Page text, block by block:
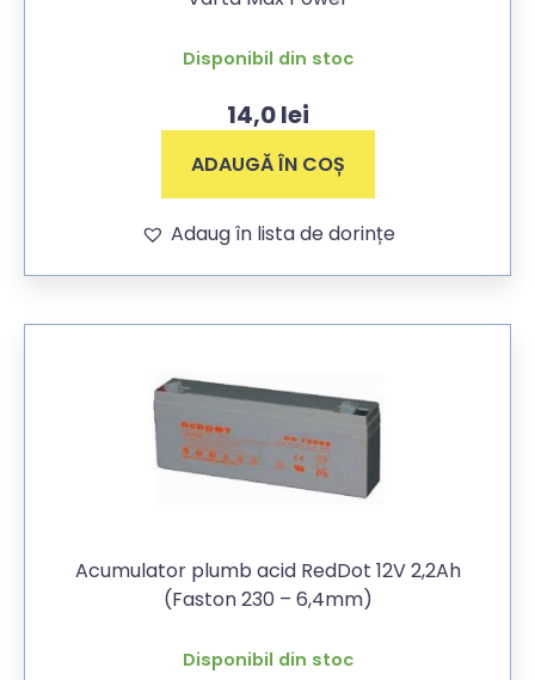
Disponibil din stoc
14,0lei
ADAUGĂ ÎN COȘ
Adaug în lista de dorințe
Acumulator plumb acid RedDot 12V 2,2Ah
(Faston 230 – 6,4mm)
Disponibil din stoc